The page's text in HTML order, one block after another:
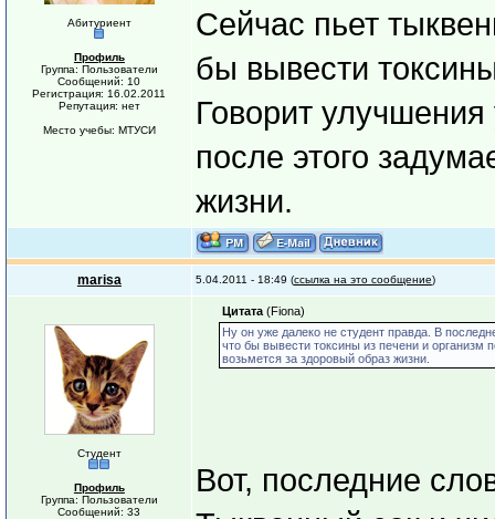
Абитуриент
Профиль
Группа: Пользователи
Сообщений: 10
Регистрация: 16.02.2011
Репутация: нет
Место учебы: МТУСИ
Сейчас пьет
бы вывести
Говорит
после этого
жизни.
marisa 5.04.2011 - 18:49 (ссылка на это сообщение)
Студент
Профиль
Группа: Пользователи
Сообщений: 33
Цитата(Fiona)
Ну он уже далеко не студент правда. В
что бы вывести токсины из печени и организм
возьмется за здоровый образ жизни.
Вот, последние